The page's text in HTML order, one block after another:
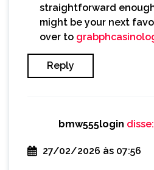
straightforward
might be your next
over to
Reply
bmw555login disse:
27/02/2026 às 07:56